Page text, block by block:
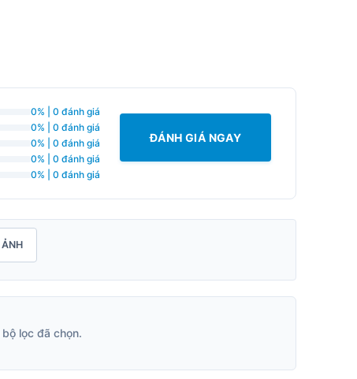
0% | 0 đánh giá
0% | 0 đánh giá
0% | 0 đánh giá
0% | 0 đánh giá
0% | 0 đánh giá
ĐÁNH GIÁ NGAY
lọc đã chọn.